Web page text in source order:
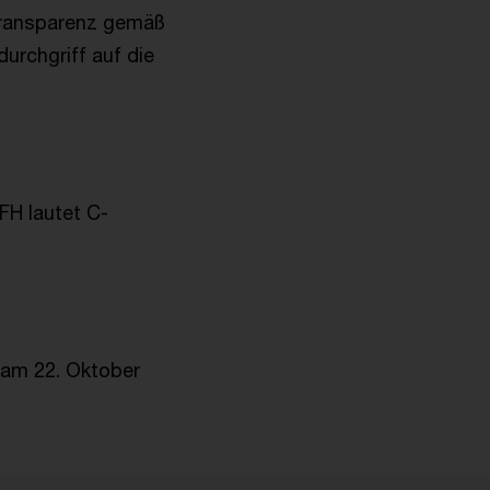
gemäß
auf die
lautet C-
22. Oktober